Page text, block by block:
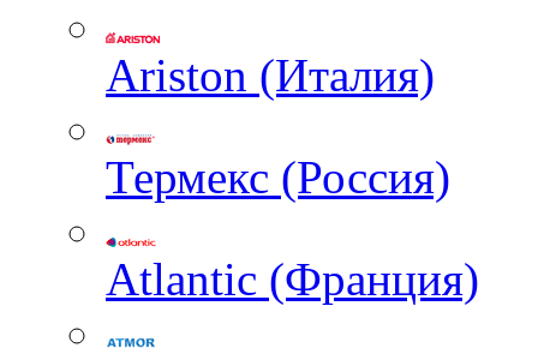
Ariston (Италия)
Термекс (Россия)
Atlantic (Франция)